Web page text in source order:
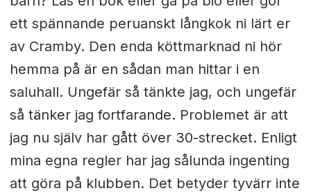
ett spännande peruanskt långkok ni lärt er
av Cramby. Den enda köttmarknad ni hör
hemma på är en sådan man hittar i en
saluhall. Ungefär så tänkte jag, och ungefär
så tänker jag fortfarande. Problemet är att
jag nu själv har gått över 30-strecket. Enligt
mina egna regler har jag sålunda ingenting
att göra på klubben. Det betyder tyvärr inte